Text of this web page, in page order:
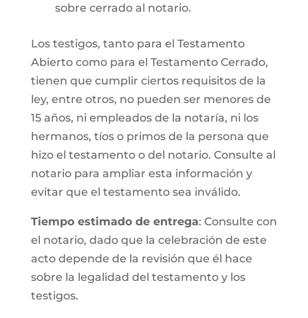
sobre cerrado al notario.
Los testigos, tanto para el Testamento
Abierto como para el Testamento Cerrado,
tienen que cumplir ciertos requisitos de la
ley, entre otros, no pueden ser menores de
15 años, ni empleados de la notaría, ni los
hermanos, tíos o primos de la persona que
hizo el testamento o del notario. Consulte al
notario para ampliar esta información y
evitar que el testamento sea inválido.
Tiempo estimado de entrega: Consulte con
el notario, dado que la celebración de este
acto depende de la revisión que él hace
sobre la legalidad del testamento y los
testigos.